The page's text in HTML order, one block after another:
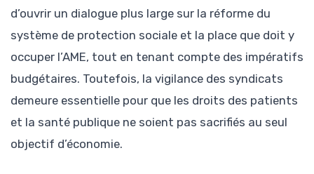
d’ouvrir un dialogue plus large sur la réforme du
système de protection sociale et la place que doit y
occuper l’AME, tout en tenant compte des impératifs
budgétaires. Toutefois, la vigilance des syndicats
demeure essentielle pour que les droits des patients
et la santé publique ne soient pas sacrifiés au seul
objectif d’économie.